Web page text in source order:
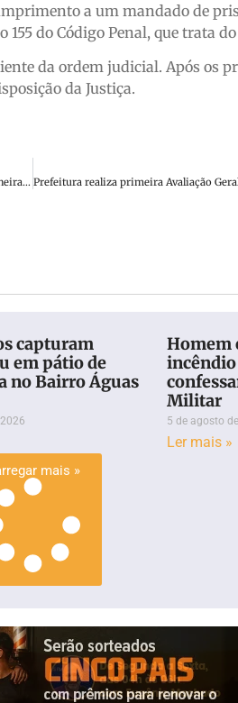
a um mandado de
do Código Penal, que trata
da ordem judicial. Após os
da Justiça.
Homem descumpre medida protetiva e ameaça ex-companheira: ‘Tenho um minuto para te matar’
capturam
em pátio de
no Bairro Águas
Homem
Militar
5 de agosto
Ler mais »
mais »